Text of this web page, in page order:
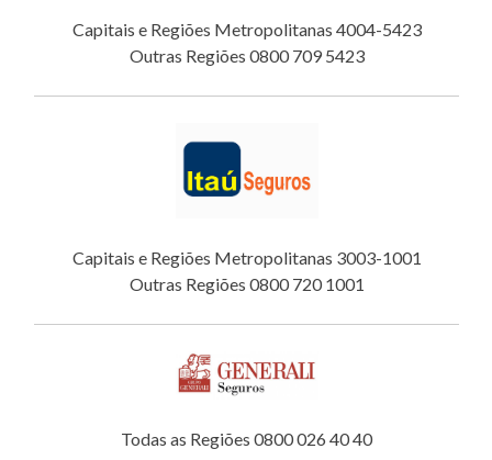
Capitais e Regiões Metropolitanas 4004-5423
Outras Regiões 0800 709 5423
Capitais e Regiões Metropolitanas 3003-1001
Outras Regiões 0800 720 1001
Todas as Regiões 0800 026 40 40